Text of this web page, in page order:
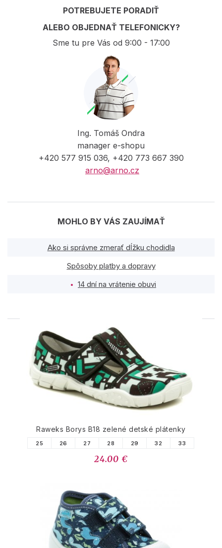
POTREBUJETE PORADIŤ
ALEBO OBJEDNAŤ TELEFONICKY?
Sme tu pre Vás od 9:00 - 17:00
Ing. Tomáš Ondra
manager e-shopu
+420 577 915 036, +420 773 667 390
arno@arno.cz
MOHLO BY VÁS ZAUJÍMAŤ
Ako si správne zmerať dĺžku chodidla
Spôsoby platby a dopravy
14 dní na vrátenie obuvi
PODOBNÉ PRODUKTY
Raweks Borys B18 zelené detské plátenky
25 26 27 28 29 32 33
24.00 €